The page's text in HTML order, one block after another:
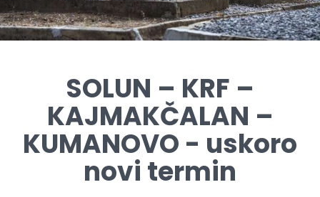
SOLUN – KRF –
KAJMAKČALAN –
KUMANOVO - uskoro
novi termin